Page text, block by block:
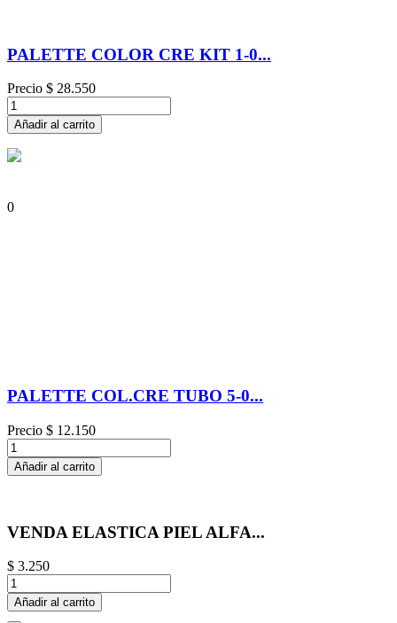
PALETTE COLOR CRE KIT 1-0...
Precio $ 28.550
Añadir al carrito
0
PALETTE COL.CRE TUBO 5-0...
Precio $ 12.150
Añadir al carrito
VENDA ELASTICA PIEL ALFA...
$ 3.250
Añadir al carrito